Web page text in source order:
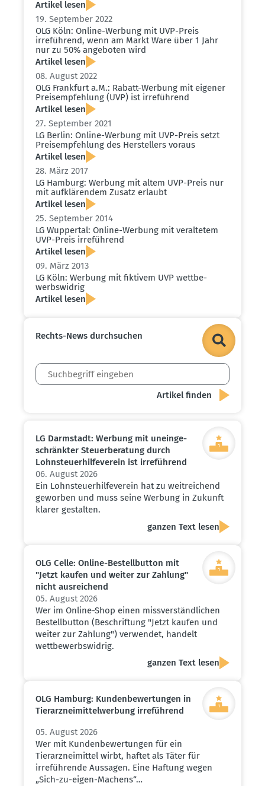
Artikel lesen
19. September 2022
OLG Köln: Online-Werbung mit UVP-Preis
irreführend, wenn am Markt Ware über 1 Jahr
nur zu 50% angeboten wird
Artikel lesen
08. August 2022
OLG Frankfurt a.M.: Rabatt-Werbung mit eigener
Preis­emp­fehlung (UVP) ist irreführend
Artikel lesen
27. September 2021
LG Berlin: Online-Werbung mit UVP-Preis setzt
Preis­emp­fehlung des Herstellers voraus
Artikel lesen
28. März 2017
LG Hamburg: Werbung mit altem UVP-Preis nur
mit aufklä­rendem Zusatz erlaubt
Artikel lesen
25. September 2014
LG Wuppertal: Online-Werbung mit veral­tetem
UVP-Preis irreführend
Artikel lesen
09. März 2013
LG Köln: Werbung mit fiktivem UVP wettbe­
werbs­widrig
Artikel lesen
Rechts-News durch­suchen
LG Darmstadt: Werbung mit unein­ge­
schränkter Steuer­be­ratung durch
Lohnsteu­er­hil­fe­verein ist irreführend
06. August 2026
Ein Lohnsteuerhilfeverein hat zu weitreichend
geworben und muss seine Werbung in Zukunft
klarer gestalten.
ganzen Text lesen
OLG Celle: Online-Bestell­button mit
"Jetzt kaufen und weiter zur Zahlung"
nicht ausrei­chend
05. August 2026
Wer im Online-Shop einen missverständlichen
Bestellbutton (Beschriftung "Jetzt kaufen und
weiter zur Zahlung") verwendet, handelt
wettbewerbswidrig.
ganzen Text lesen
OLG Hamburg: Kunden­be­wer­tungen in
Tierarz­nei­mit­tel­werbung irreführend
05. August 2026
Wer mit Kundenbewertungen für ein
Tierarzneimittel wirbt, haftet als Täter für
irreführende Aussagen. Eine Haftung wegen
„Sich-zu-eigen-Machens“…